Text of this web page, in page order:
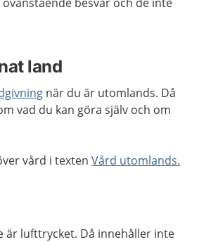
land
när du är utomlands. Då
vad du kan göra själv och om
vård i textenVård utomlands.
är lufttrycket. Då innehåller inte